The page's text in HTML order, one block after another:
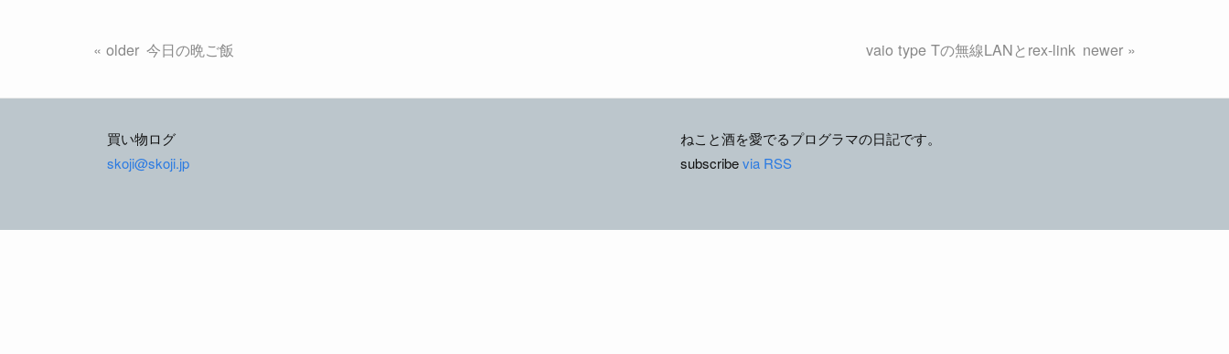
今日の晩ご飯 vaio type Tの無線LANとrex-link
買い物ログ
skoji@skoji.jp
ねこと酒を愛でるプログラマの日記です。
subscribevia RSS